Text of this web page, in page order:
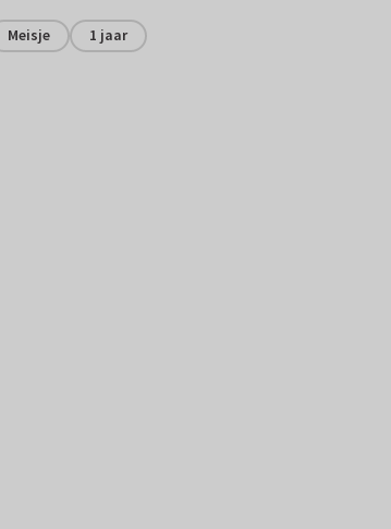
Meisje 1 jaar